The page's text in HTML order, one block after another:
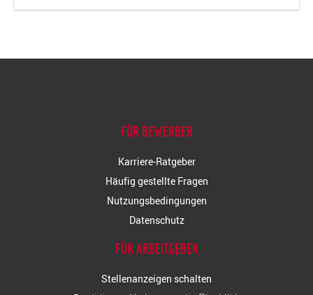
FÜR BEWERBER
Karriere-Ratgeber
Häufig gestellte Fragen
Nutzungsbedingungen
Datenschutz
FÜR ARBEITGEBER
Stellenanzeigen schalten